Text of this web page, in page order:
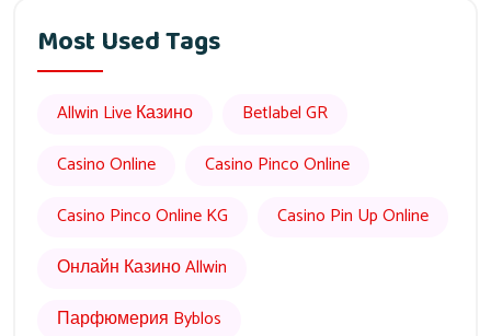
Most Used Tags
Allwin Live Казино
Betlabel GR
Casino Online
Casino Pinco Online
Casino Pinco Online KG
Casino Pin Up Online
Онлайн Казино Allwin
Парфюмерия Byblos